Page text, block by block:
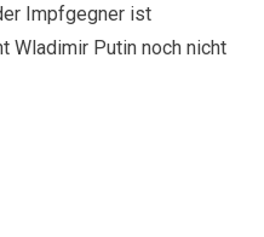
Impfgegner ist
Wladimir Putin noch nicht